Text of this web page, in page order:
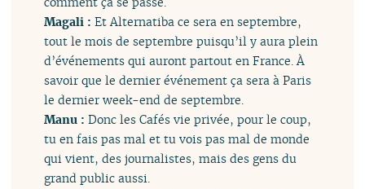
Magali :Et Alternatiba ce sera en septembre,
tout le mois de septembre puisqu’il y aura plein
d’événements qui auront partout en France. À
savoir que le dernier événement ça sera à Paris
le dernier week-end de septembre.
Manu :Donc les Cafés vie privée, pour le coup,
tu en fais pas mal et tu vois pas mal de monde
qui vient, des journalistes, mais des gens du
grand public aussi.